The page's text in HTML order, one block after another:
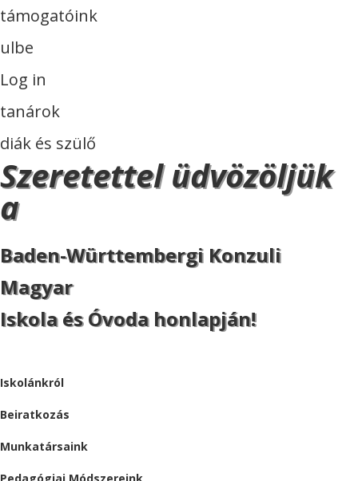
támogatóink
ulbe
Log in
tanárok
diák és szülő
Szeretettel üdvözöljük
a
Baden-Württembergi Konzuli
Magyar
Iskola és Óvoda honlapján!
Iskolánkról
Beiratkozás
Munkatársaink